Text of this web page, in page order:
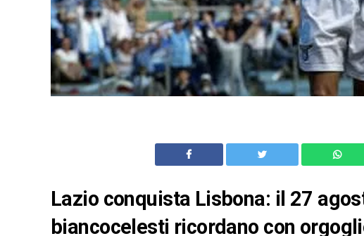
Lazio conquista Lisbona: il 27
biancocelesti ricordano con